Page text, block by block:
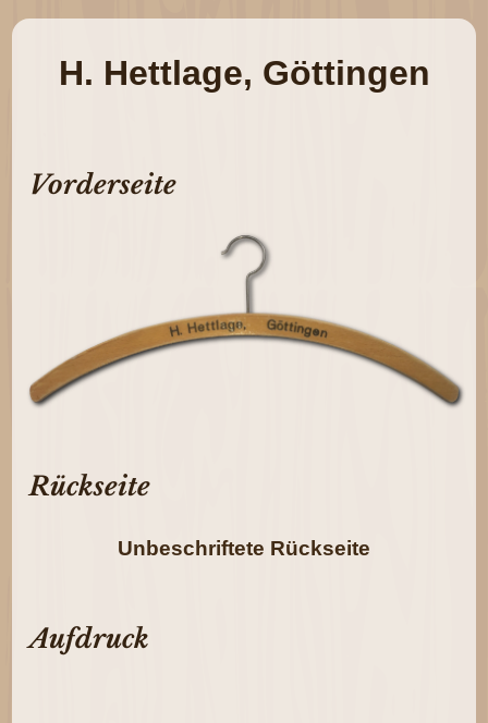
H. Hettlage, Göttingen
Vorderseite
Rückseite
Unbeschriftete Rückseite
Aufdruck